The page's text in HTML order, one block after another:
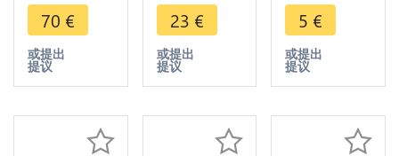
Centavos
1883 PCGS
AU58
Argent
> Faire
70 €
或提出
提议
Centavos
Libertad
1882 Silver
-> Make
23 €
或提出
提议
1940 ->
Make offer
5 €
或提出
提议